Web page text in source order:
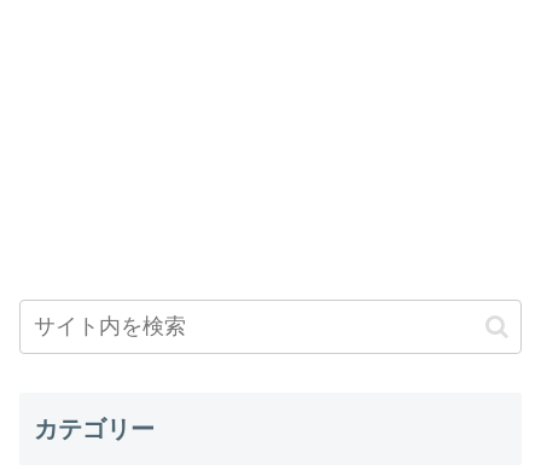
カテゴリー